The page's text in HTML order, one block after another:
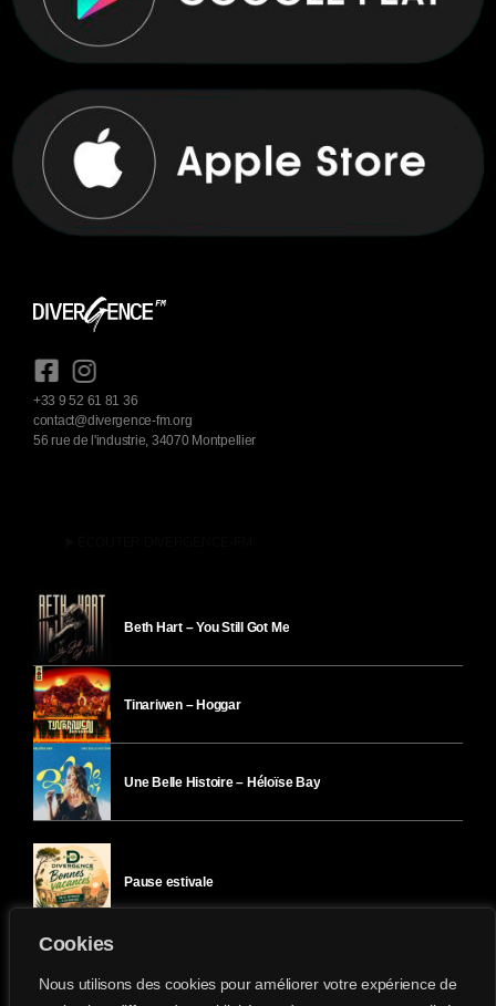
Cookies
Nous utilisons des cookies pour améliorer votre expérience de
+33 9 52 61 81 36
contact@divergence-fm.org
56 rue de l'industrie, 34070 Montpellier
Beth Hart – You Still Got Me
Tinariwen – Hoggar
Une Belle Histoire – Héloïse Bay
Pause estivale